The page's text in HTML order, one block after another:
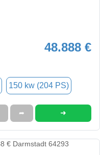
48.888 €
150 kw (204 PS)
➦ ➜